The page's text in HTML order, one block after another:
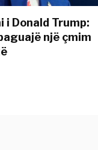
i Donald Trump:
një çmim